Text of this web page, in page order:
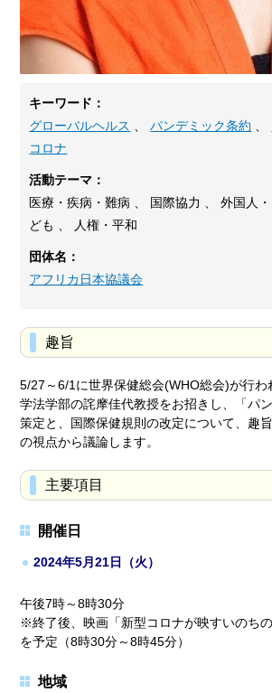
キーワード：
グローバルヘルス
、パンデミック条約
コロナ
活動テーマ：
医療・疾病・難病 、 国際協力 、 外国人
ども 、 人権・平和
団体名：
アフリカ日本協議会
趣旨
5/27～6/1に世界保健総会(WHO総会)が行わ
学法学部の詫摩佳代教授をお招きし、「パ
策定と、国際保健規則の改定について、趣
の視点から議論します。
主要項目
開催日
2024年5月21日（火）
午後7時～8時30分
※終了後、映画「新型コロナが映すいのち
を予定（8時30分～8時45分）
地域